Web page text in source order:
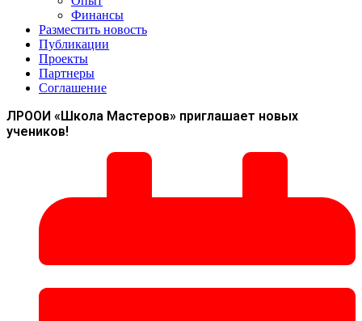
Финансы
Разместить новость
Публикации
Проекты
Партнеры
Соглашение
ЛРООИ «Школа Мастеров» приглашает новых
учеников!